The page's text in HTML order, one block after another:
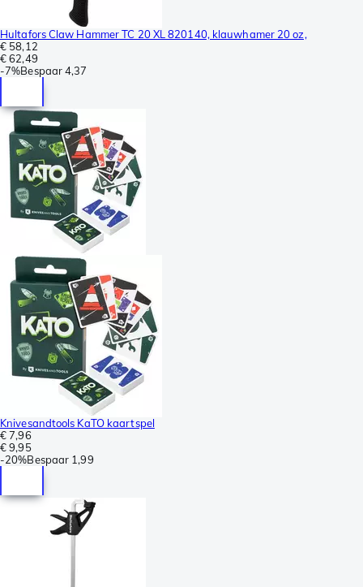
Hultafors Claw Hammer TC 20 XL 820140, klauwhamer 20 oz,
€ 58,12
€ 62,49
-7%Bespaar4,37
Knivesandtools KaTO kaartspel
€ 7,96
€ 9,95
-20%Bespaar 1,99